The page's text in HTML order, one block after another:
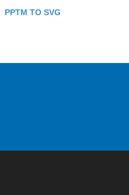
PPTM TO SVG